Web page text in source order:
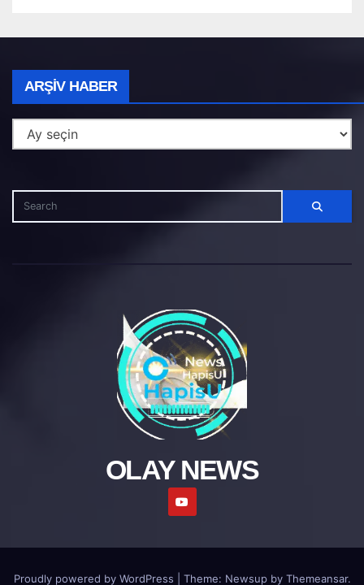
ARŞIV HABER
Haber
OLAY NEWS
Proudly powered by WordPress Theme: Newsup by Themeansar.